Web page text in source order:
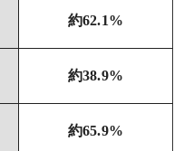
約62.1%
約38.9%
約65.9%